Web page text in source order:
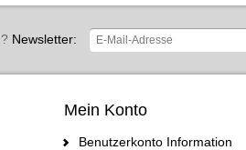
Newsletter:
Mein Konto
Benutzerkonto Information